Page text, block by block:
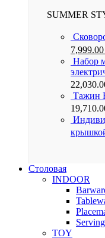
SUMMER
7,999.00
Набор
Тажин
Столовая
INDOOR
Serving
TOY